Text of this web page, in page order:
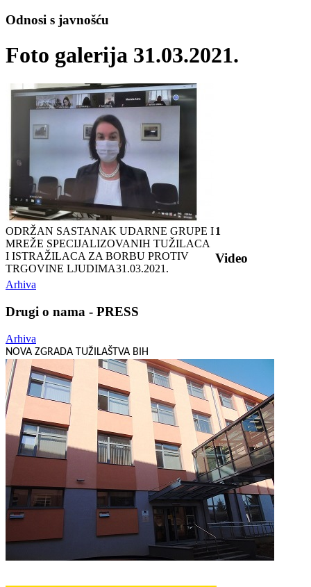
Odnosi s javnošću
Foto galerija 31.03.2021.
ODRŽAN SASTANAK UDARNE GRUPE I
MREŽE SPECIJALIZOVANIH TUŽILACA
I ISTRAŽILACA ZA BORBU PROTIV
TRGOVINE LJUDIMA31.03.2021.
1
Video
Arhiva
Drugi o nama - PRESS
Arhiva
NOVA ZGRADA TUŽILAŠTVA BIH